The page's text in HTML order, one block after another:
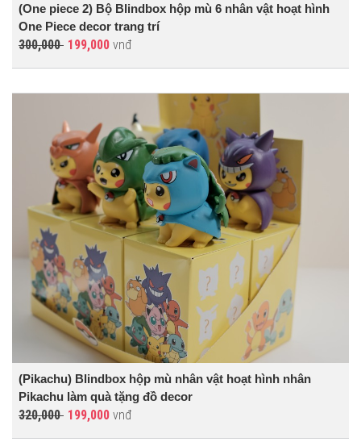
(One piece 2) Bộ Blindbox hộp mù 6 nhân vật hoạt hình
One Piece decor trang trí
300,000 199,000 vnđ
(Pikachu) Blindbox hộp mù nhân vật hoạt hình nhân
Pikachu làm quà tặng đồ decor
320,000 199,000 vnđ